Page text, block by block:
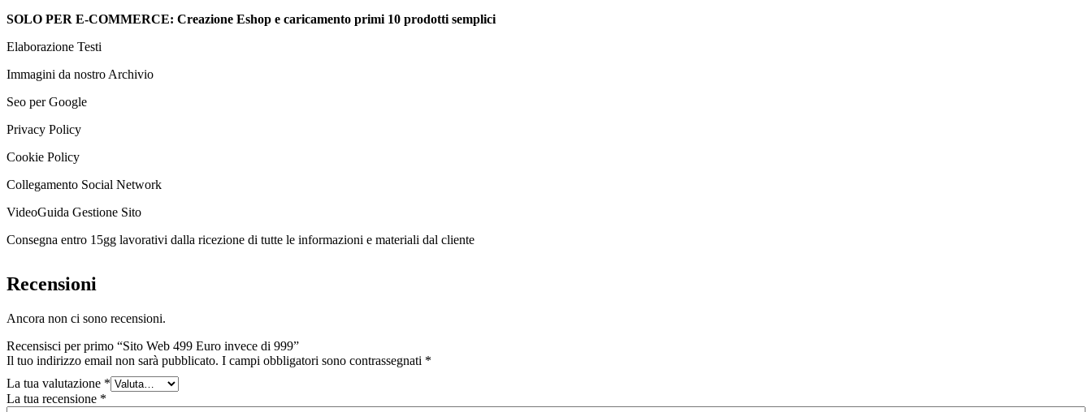
SOLO PER E-COMMERCE: Creazione Eshop e caricamento primi 10 prodotti semplici
Elaborazione Testi
Immagini da nostro Archivio
Seo per Google
Privacy Policy
Cookie Policy
Collegamento Social Network
VideoGuida Gestione Sito
Consegna entro 15gg lavorativi dalla ricezione di tutte le informazioni e materiali dal cliente
Recensioni
Ancora non ci sono recensioni.
Recensisci per primo “Sito Web 499 Euro invece di 999”
Il tuo indirizzo email non sarà pubblicato. I campi obbligatori sono contrassegnati *
La tua valutazione *
La tua recensione *